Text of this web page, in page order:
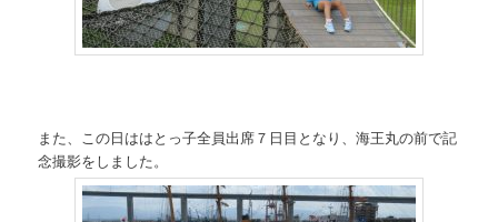
また、この日ははとっ子全員出席７日目となり、海王丸の前で記
念撮影をしました。